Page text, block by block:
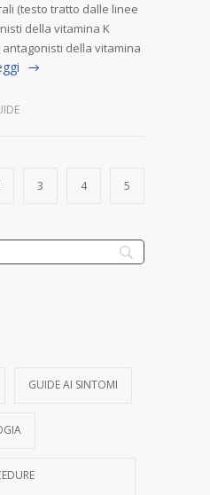
(testo tratto dalle linee
della vitamina K
della vitamina
3 4 5
GUIDE AI SINTOMI